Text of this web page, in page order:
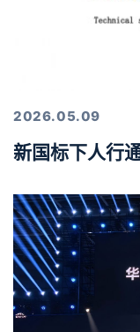
2026.05.09
新国标下人行